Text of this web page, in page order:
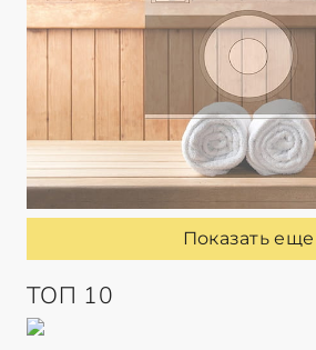
Показать еще
ТОП 10